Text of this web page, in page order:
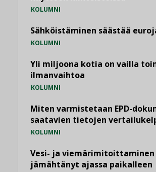
KOLUMNI
Sähköistäminen säästää
KOLUMNI
Yli miljoona kotia on vailla
ilmanvaihtoa
KOLUMNI
Miten varmistetaan EPD-
saatavien tietojen
KOLUMNI
Vesi- ja viemärimitoittaminen
jämähtänyt ajassa paikalleen